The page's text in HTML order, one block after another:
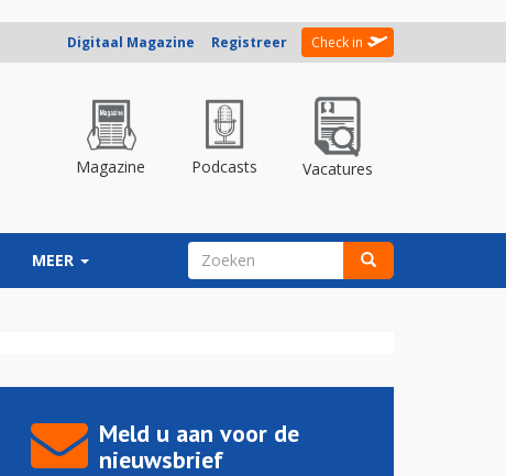
Digitaal Magazine Registreer Check in
Magazine Podcasts Vacatures
MEER ZOEKVELD
Meld u aan voor de
nieuwsbrief